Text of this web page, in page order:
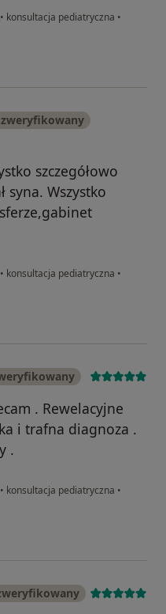
• konsultacja pediatryczna •
szczegółowo
syna. Wszystko
• konsultacja pediatryczna •
. Rewelacyjne
i trafna diagnoza .
.
• konsultacja pediatryczna •